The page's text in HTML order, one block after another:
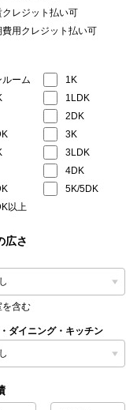
クレジット払い可
費用クレジット払い可
ルーム
1K
1LDK
2DK
3K
3LDK
4DK
5K/5DK
以上
広さ
を含む
ダイニング・キッチン